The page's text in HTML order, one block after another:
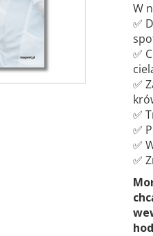
W
✅
✅
✅
✅
✅
✅
✅